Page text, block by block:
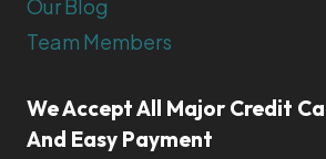
Our Blog
Team Members
We Accept All Major Credit
And Easy Payment